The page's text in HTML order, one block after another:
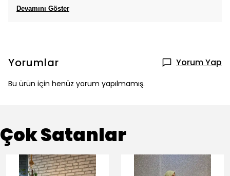
Devamını Göster
Yorumlar Yorum Yap
Bu ürün için henüz yorum yapılmamış.
Çok Satanlar